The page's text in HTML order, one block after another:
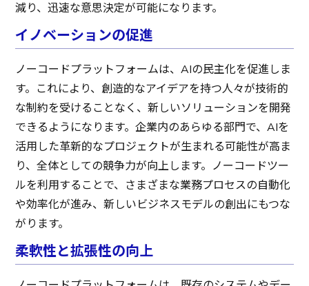
減り、迅速な意思決定が可能になります。
イノベーションの促進
ノーコードプラットフォームは、AIの民主化を促進しま
す。これにより、創造的なアイデアを持つ人々が技術的
な制約を受けることなく、新しいソリューションを開発
できるようになります。企業内のあらゆる部門で、AIを
活用した革新的なプロジェクトが生まれる可能性が高ま
り、全体としての競争力が向上します。ノーコードツー
ルを利用することで、さまざまな業務プロセスの自動化
や効率化が進み、新しいビジネスモデルの創出にもつな
がります。
柔軟性と拡張性の向上